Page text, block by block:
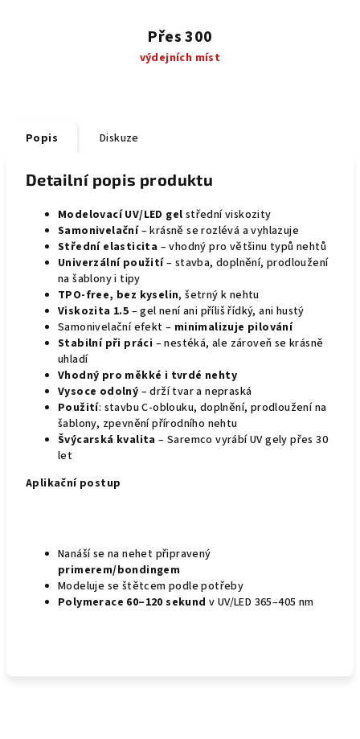
Přes 300
výdejních míst
Popis Diskuze
Detailní popis produktu
Modelovací UV/LED gel střední viskozity
Samonivelační– krásně se rozlévá a vyhlazuje
Střední elasticita – vhodný pro většinu typů nehtů
Univerzální použití– stavba, doplnění, prodloužení
na šablony i tipy
TPO-free, bez kyselin, šetrný k nehtu
Viskozita 1.5 – gel není ani příliš řídký, ani hustý
Samonivelační efekt – minimalizuje pilování
Stabilní při práci – nestéká, ale zároveň se krásně
uhladí
Vhodný pro měkké i tvrdé nehty
Vysoce odolný – drží tvar a nepraská
Použití: stavbu C‑oblouku, doplnění, prodloužení na
šablony, zpevnění přírodního nehtu
Švýcarská kvalita – Saremco vyrábí UV gely přes 30
let
Aplikační postup
Nanáší se na nehet připravený
primerem/bondingem
Modeluje se štětcem podle potřeby
Polymerace 60–120 sekund v UV/LED 365–405 nm